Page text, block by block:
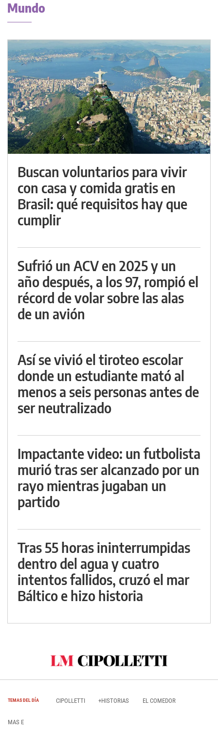
Mundo
Buscan voluntarios para vivir
con casa y comida gratis en
Brasil: qué requisitos hay que
cumplir
Sufrió un ACV en 2025 y un
año después, a los 97, rompió el
récord de volar sobre las alas
de un avión
Así se vivió el tiroteo escolar
donde un estudiante mató al
menos a seis personas antes de
ser neutralizado
Impactante video: un futbolista
murió tras ser alcanzado por un
rayo mientras jugaban un
partido
Tras 55 horas ininterrumpidas
dentro del agua y cuatro
intentos fallidos, cruzó el mar
Báltico e hizo historia
TEMAS DEL DÍA CIPOLLETTI +HISTORIAS EL COMEDOR
MAS E